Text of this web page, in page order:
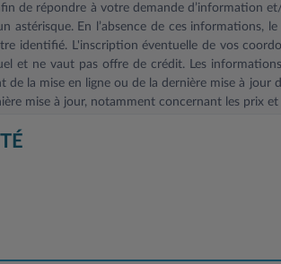
de répondre à votre demande d’information
astérisque. En l’absence de ces informations,
identifié. L'inscription éventuelle de vos
et ne vaut pas offre de crédit. Les
de la mise en ligne ou de la dernière mise à jour
mise à jour, notamment concernant les prix
des données à caractère personnel, vous
l’ensemble de vos données. Si vous
Clientèle, 2/10 Boulevard de l'Europe, CS